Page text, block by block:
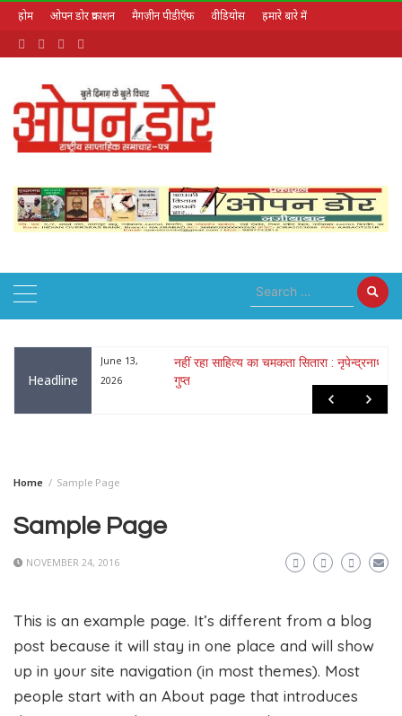
होम ओपन डोर प्रकाशन मैगज़ीन पीडीऍफ़ वीडियोस हमारे बारे में
Headline
June 13,
2026
नहीं रहा साहित्य का चमकता सितारा : नृपेन्द्रनाथ
गुप्त
Home Sample Page
Sample Page
NOVEMBER 24, 2016
This is an example page. It’s different from a blog
post because it will stay in one place and will show
up in your site navigation (in most themes). Most
people start with an About page that introduces